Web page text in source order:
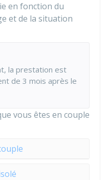
en fonction du
et de la situation
la prestation est
de 3 mois après le
vous êtes en couple